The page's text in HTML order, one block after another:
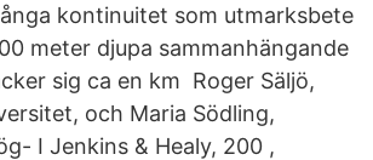
kontinuitet som utmarksbete
meter djupa sammanhängande
sig ca en km Roger Säljö,
och Maria Södling,
I Jenkins & Healy, 200 ,